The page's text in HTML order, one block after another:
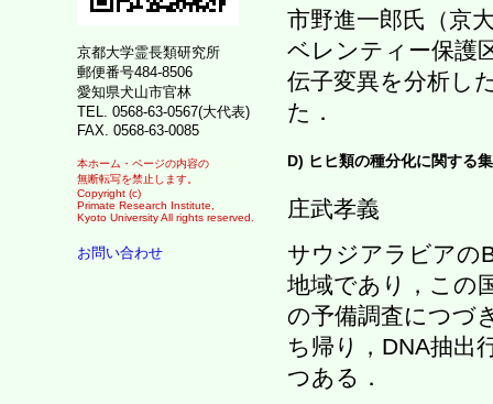
京都大学霊長類研究所
郵便番号484-8506
愛知県犬山市官林
TEL. 0568-63-0567(大代表)
FAX. 0568-63-0085
本ホーム・ページの内容の
無断転写を禁止します。
Copyright (c)
Primate Research Institute,
Kyoto University All rights reserved.
お問い合わせ
市野進一郎氏（京
ベレンティー保護
伝子変異を分析し
た．
D) ヒヒ類の種分化に関する
庄武孝義
サウジアラビアの
地域であり，この
の予備調査につづ
ち帰り，DNA抽出
つある．